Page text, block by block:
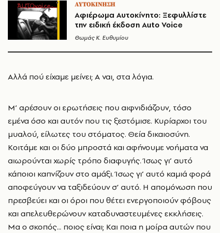
ΑΥΤΟΚΙΝΗΣΗ
Αφιέρωμα Αυτοκίνητο: Ξεφυλλίστε
την ειδική έκδοση Auto Voice
Θωμάς K. Ευθυμίου
Αλλά πού είχαμε μείνει; Α ναι, στα λόγια.
Μ’ αρέσουν οι ερωτήσεις που αιφνιδιάζουν, τόσο
εμένα όσο και αυτόν που τις ξεστόμισε. Κυρίαρχοι του
μυαλού, είλωτες του στόματος. Θεία δικαιοσύνη.
Κοιτάμε και οι δύο μπροστά και αφήνουμε νοήματα να
αιωρούνται χωρίς τρόπο διαφυγής. Ίσως γι’ αυτό
κάποιοι καπνίζουν στο αμάξι. Ίσως γι’ αυτό καμιά φορά
αποφεύγουν να ταξιδεύουν σ’ αυτό. Η απομόνωση που
πρεσβεύει και οι όροι που θέτει ενεργοποιούν φόβους
και απελευθερώνουν καταδυναστευμένες εκκλήσεις.
Μα ο σκοπός... ποιος είναι; Kαι ποια η μοίρα αυτών που